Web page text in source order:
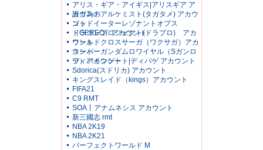
アリス・ギア・アイギス|アリスギア ア
カウント
誰ガ為のアルケミスト(タガタメ) アカウ
ント
ゴッドイーターレゾナントオプス
（GEREO）アカウント
ドラゴンプロジェクト(ドラプロ) アカ
ウント
ワールドクロスサーガ（ワクサガ）アカ
ウント
スーパーガンダムロワイヤル（Sガンロ
ワ）アカウント
ディバインゲート|ディバゲ アカウント
Sdorica(スドリカ) アカウント
キングスレイド（kings）アカウント
FIFA21
C9 RMT
SOA丨アナムネシス アカウント
新三國志 rmt
NBA 2K19
NBA 2K21
パーフェクトワールド M